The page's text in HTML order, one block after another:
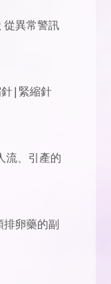
從異常警訊
|緊縮針
流、引產的
卵藥的副